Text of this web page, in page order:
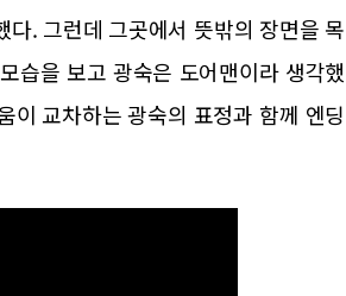
. 그런데 그곳에서 뜻밖의 장면을 목
습을 보고 광숙은 도어맨이라 생각했
이 교차하는 광숙의 표정과 함께 엔딩